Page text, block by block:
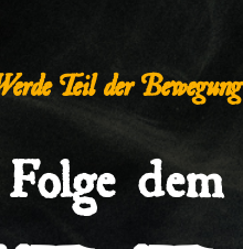
Teil der Bewegung
Folge dem